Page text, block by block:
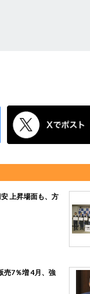
上昇場面も、方
売7％増 4月、強